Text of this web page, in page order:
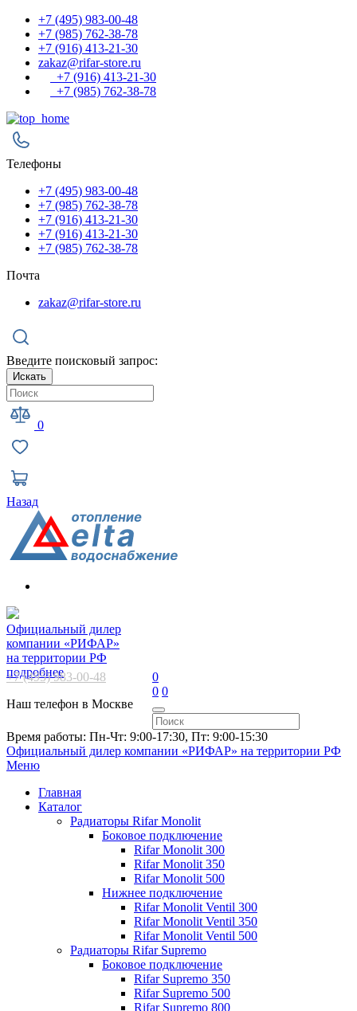
+7 (495) 983-00-48
+7 (985) 762-38-78
+7 (916) 413-21-30
zakaz@rifar-store.ru
+7 (916) 413-21-30
+7 (985) 762-38-78
Телефоны
+7 (495) 983-00-48
+7 (985) 762-38-78
+7 (916) 413-21-30
+7 (916) 413-21-30
+7 (985) 762-38-78
Почта
zakaz@rifar-store.ru
Введите поисковый запрос:
Искать
0
Назад
Официальный дилер
компании «РИФАР»
на территории РФ
подробнее
+7 (495) 983-00-48
Наш телефон в Москве
0
0 0
Время работы: Пн-Чт: 9:00-17:30, Пт: 9:00-15:30
Официальный дилер компании «РИФАР» на территории РФ
Меню
Главная
Каталог
Радиаторы Rifar Monolit
Боковое подключение
Rifar Monolit 300
Rifar Monolit 350
Rifar Monolit 500
Нижнее подключение
Rifar Monolit Ventil 300
Rifar Monolit Ventil 350
Rifar Monolit Ventil 500
Радиаторы Rifar Supremo
Боковое подключение
Rifar Supremo 350
Rifar Supremo 500
Rifar Supremo 800